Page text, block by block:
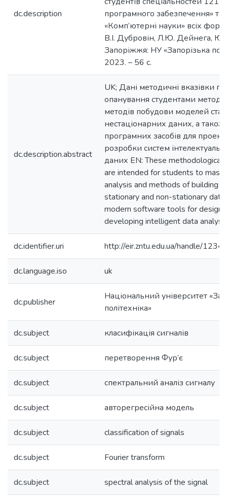
dc.description
програмного забезпечення» та
«Комп’ютерні науки» всіх
В.І. Дубровін, Л.Ю. Дейнега,
Запоріжжя: НУ «Запорізька
2023. – 56 с.
dc.description.abstract
UK; Дані методичні вказівки
опанування студентами методів
методів побудови моделей
нестаціонарних даних, а також
програмних засобів для
розробки систем
даних EN: These methodological
are intended for students to
analysis and methods of building
stationary and non-stationary
modern software tools for
developing intelligent data
dc.identifier.uri http://eir.zntu.edu.ua/handle/
dc.language.iso uk
dc.publisher
Національний університет
політехніка»
dc.subject класифікація сигналів
dc.subject перетворення Фур’є
dc.subject спектральний аналіз сигналу
dc.subject авторегресійна модель
dc.subject classification of signals
dc.subject Fourier transform
dc.subject spectral analysis of the signal